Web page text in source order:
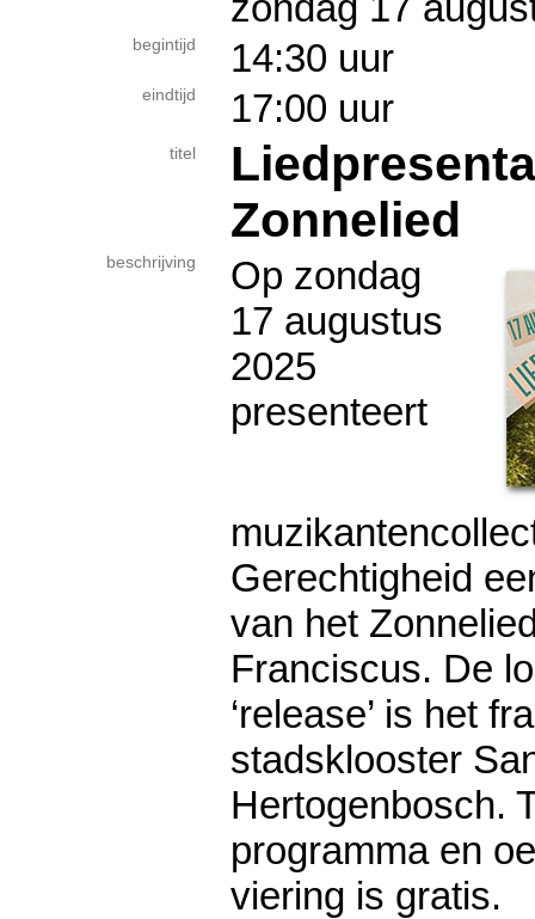
begintijd 14:30 uur
eindtijd 17:00 uur
titel
Zonnelied
beschrijving
Op zondag
17 augustus
2025
presenteert
Gerechtigheid
van het
Franciscus. De
‘release’ is het
stadsklooster
Hertogenbosch.
programma en
viering is gratis.